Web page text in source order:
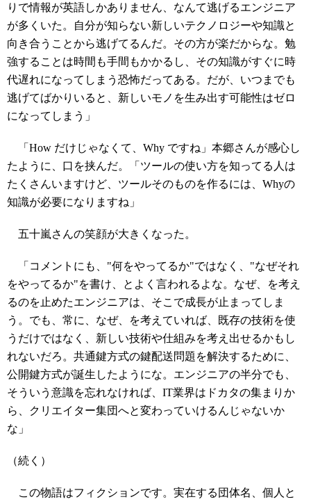
りで情報が英語しかありません、なんて逃げるエンジニア
が多くいた。自分が知らない新しいテクノロジーや知識と
向き合うことから逃げてるんだ。その方が楽だからな。勉
強することは時間も手間もかかるし、その知識がすぐに時
代遅れになってしまう恐怖だってある。だが、いつまでも
逃げてばかりいると、新しいモノを生み出す可能性はゼロ
になってしまう」
「How だけじゃなくて、Why ですね」本郷さんが感心し
たように、口を挟んだ。「ツールの使い方を知ってる人は
たくさんいますけど、ツールそのものを作るには、Whyの
知識が必要になりますね」
五十嵐さんの笑顔が大きくなった。
「コメントにも、"何をやってるか"ではなく、"なぜそれ
をやってるか"を書け、とよく言われるよな。なぜ、を考え
るのを止めたエンジニアは、そこで成長が止まってしま
う。でも、常に、なぜ、を考えていれば、既存の技術を使
うだけではなく、新しい技術や仕組みを考え出せるかもし
れないだろ。共通鍵方式の鍵配送問題を解決するために、
公開鍵方式が誕生したようにな。エンジニアの半分でも、
そういう意識を忘れなければ、IT業界はドカタの集まりか
ら、クリエイター集団へと変わっていけるんじゃないか
な」
（続く）
この物語はフィクションです。実在する団体名、個人と